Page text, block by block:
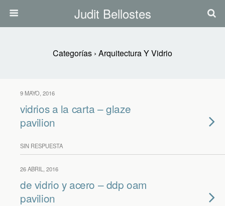
Judit Bellostes
Categorías › Arquitectura Y Vidrio
9 MAYO, 2016
vidrios a la carta – glaze
pavilion
SIN RESPUESTA
26 ABRIL, 2016
de vidrio y acero – ddp oam
pavilion